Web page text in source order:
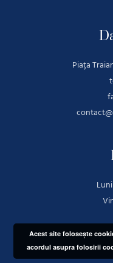
Piața
Acest site foloseşte
acordul asupra folosirii